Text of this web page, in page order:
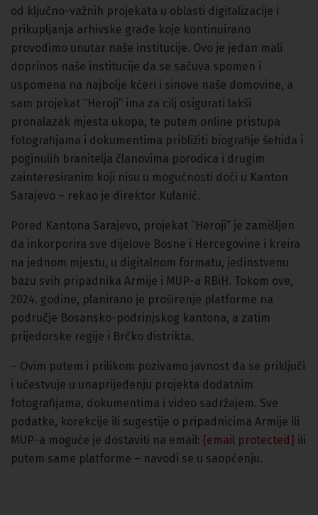
od ključno-važnih projekata u oblasti digitalizacije i
prikupljanja arhivske građe koje kontinuirano
provodimo unutar naše institucije. Ovo je jedan mali
doprinos naše institucije da se sačuva spomen i
uspomena na najbolje kćeri i sinove naše domovine, a
sam projekat “Heroji” ima za cilj osigurati lakši
pronalazak mjesta ukopa, te putem online pristupa
fotografijama i dokumentima približiti biografije šehida i
poginulih branitelja članovima porodica i drugim
zainteresiranim koji nisu u mogućnosti doći u Kanton
Sarajevo – rekao je direktor Kulanić.
Pored Kantona Sarajevo, projekat “Heroji” je zamišljen
da inkorporira sve dijelove Bosne i Hercegovine i kreira
na jednom mjestu, u digitalnom formatu, jedinstvenu
bazu svih pripadnika Armije i MUP-a RBiH. Tokom ove,
2024. godine, planirano je proširenje platforme na
područje Bosansko-podrinjskog kantona, a zatim
prijedorske regije i Brčko distrikta.
– Ovim putem i prilikom pozivamo javnost da se priključi
i učestvuje u unaprijeđenju projekta dodatnim
fotografijama, dokumentima i video sadržajem. Sve
podatke, korekcije ili sugestije o pripadnicima Armije ili
MUP-a moguće je dostaviti na email: [email protected] ili
putem same platforme – navodi se u saopćenju.